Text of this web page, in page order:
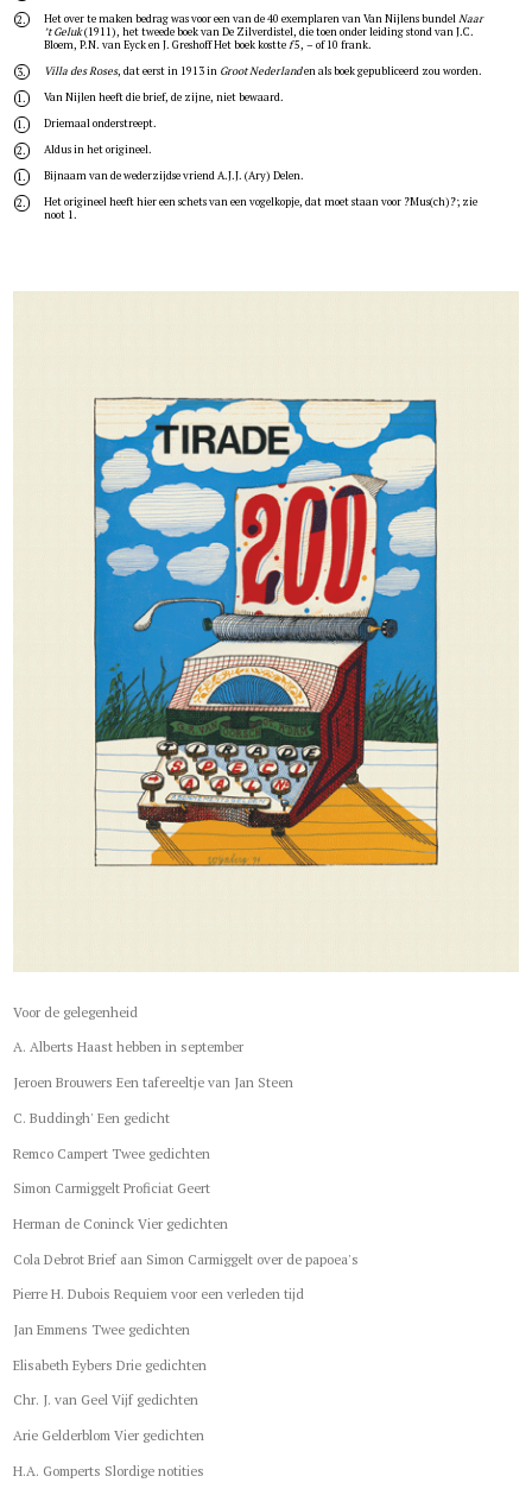
2.
Het over te maken bedrag was voor een van de 40 exemplaren van Van Nijlens bundel Naar
’t Geluk(1911), het tweede boek van De Zilverdistel, die toen onder leiding stond van J.C.
Bloem, P.N. van Eyck en J. Greshoff Het boek kostte f5, – of 10 frank.
3.
Villa des Roses, dat eerst in 1913 in Groot Nederlanden als boek gepubliceerd zou worden.
1.
Van Nijlen heeft die brief, de zijne, niet bewaard.
1.
Driemaal onderstreept.
2.
Aldus in het origineel.
1.
Bijnaam van de wederzijdse vriend A.J.J. (Ary) Delen.
2.
Het origineel heeft hier een schets van een vogelkopje, dat moet staan voor ?Mus(ch)?; zie
noot 1.
Voor de gelegenheid
A. Alberts Haast hebben in september
Jeroen Brouwers Een tafereeltje van Jan Steen
C. Buddingh' Een gedicht
Remco Campert Twee gedichten
Simon Carmiggelt Proficiat Geert
Herman de Coninck Vier gedichten
Cola Debrot Brief aan Simon Carmiggelt over de papoea's
Pierre H. Dubois Requiem voor een verleden tijd
Jan Emmens Twee gedichten
Elisabeth Eybers Drie gedichten
Chr. J. van Geel Vijf gedichten
Arie Gelderblom Vier gedichten
H.A. Gomperts Slordige notities